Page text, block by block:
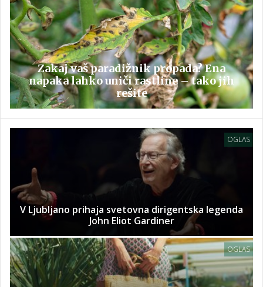
Zakaj vaš paradižnik propada? Ena
napaka lahko uniči rastline – tako jih
rešite
OGLAS
V Ljubljano prihaja svetovna dirigentska legenda
John Eliot Gardiner
OGLAS